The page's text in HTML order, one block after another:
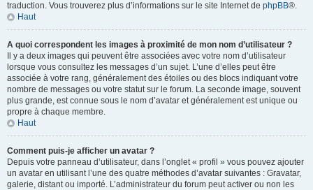
traduction. Vous trouverez plus d’informations sur le site Internet de phpBB®.
Haut
A quoi correspondent les images à proximité de mon nom d’utilisateur ?
Il y a deux images qui peuvent être associées avec votre nom d’utilisateur
lorsque vous consultez les messages d’un sujet. L’une d’elles peut être
associée à votre rang, généralement des étoiles ou des blocs indiquant votre
nombre de messages ou votre statut sur le forum. La seconde image, souvent
plus grande, est connue sous le nom d’avatar et généralement est unique ou
propre à chaque membre.
Haut
Comment puis-je afficher un avatar ?
Depuis votre panneau d’utilisateur, dans l’onglet « profil » vous pouvez ajouter
un avatar en utilisant l’une des quatre méthodes d’avatar suivantes : Gravatar,
galerie, distant ou importé. L’administrateur du forum peut activer ou non les